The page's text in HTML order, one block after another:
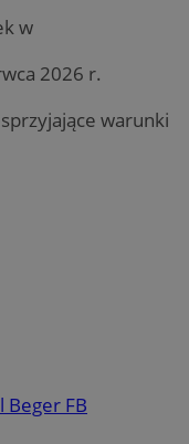
w
2026 r.
warunki
Beger FB